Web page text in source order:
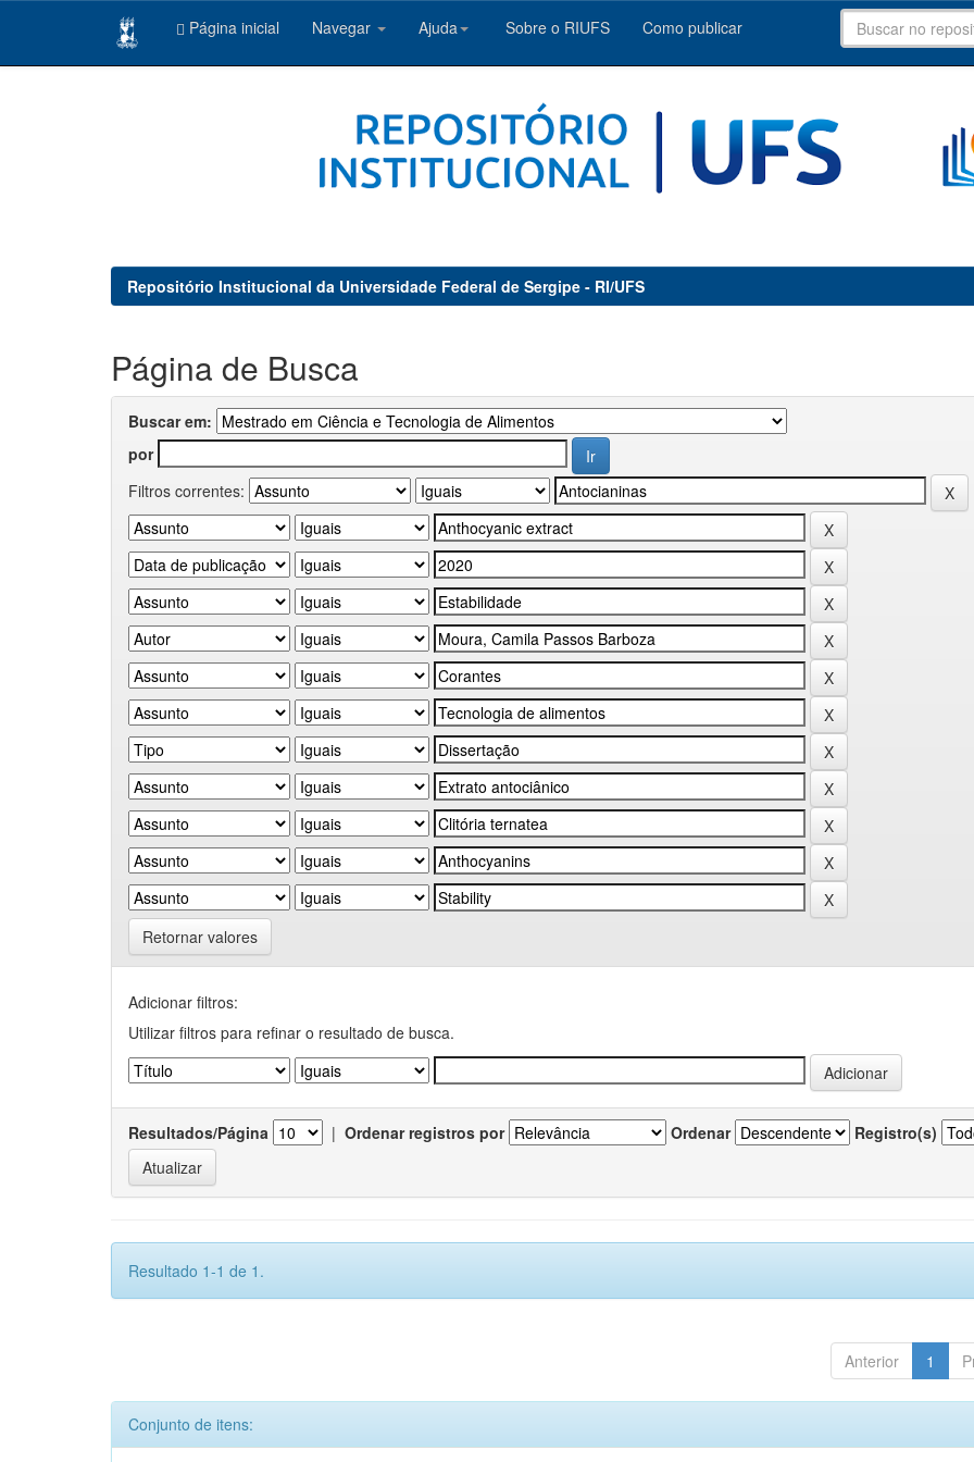
Página inicial Navegar Ajuda Sobre o RIUFS Como publicar
Repositório Institucional da Universidade Federal de Sergipe - RI/UFS
Página de Busca
Buscar em:
por
Filtros correntes:
Retornar valores
Adicionar filtros:
Utilizar filtros para refinar o resultado de busca.
Resultados/Página | Ordenar registros por Ordenar Registro(s)
Resultado 1-1 de 1.
Anterior 1
Conjunto de itens: